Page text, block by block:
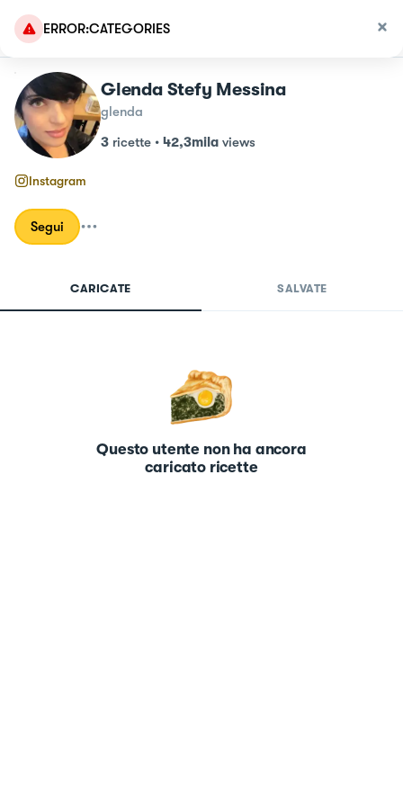
ERROR:CATEGORIES
Glenda Stefy Messina
glenda
3 ricette • 42,3mila views
Instagram
Segui
CARICATE SALVATE
Questo utente non ha ancora
caricato ricette